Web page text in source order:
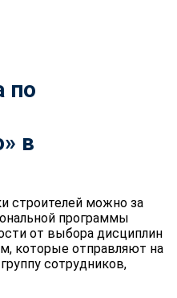
по
в
строителей можно за
программы
от выбора дисциплин
которые отправляют на
сотрудников,